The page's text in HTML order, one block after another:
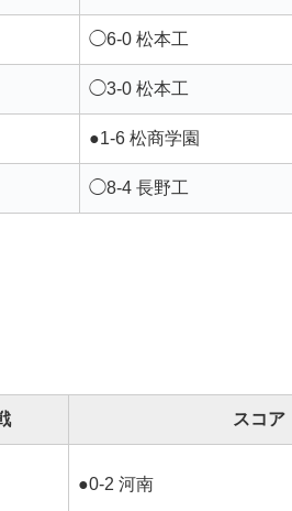
◯6-0 松本工
◯3-0 松本工
●1-6 松商学園
◯8-4 長野工
スコア
●0-2 河南